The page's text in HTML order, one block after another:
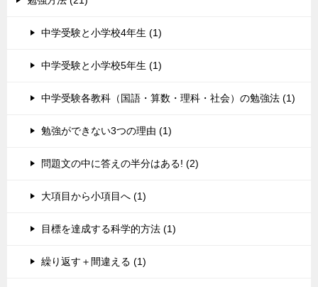
中学受験と小学校4年生 (1)
中学受験と小学校5年生 (1)
中学受験各教科（国語・算数・理科・社会）の勉強法 (1)
勉強ができない3つの理由 (1)
問題文の中に答えの半分はある! (2)
大項目から小項目へ (1)
目標を達成する科学的方法 (1)
繰り返す＋間違える (1)